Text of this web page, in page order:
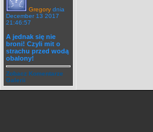
Gregory dnia
December 13 2017
21:46:57
A jednak się nie
broni! Czyli mit o
strachu przed wodą
obalony!
Zobacz Komentarze
Galerii